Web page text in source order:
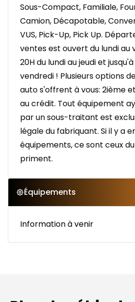
Sous-Compact, Familiale,
Camion, Décapotable,
VUS, Pick-Up, Pick Up.
ventes est ouvert du lundi au
20H du lundi au jeudi et
vendredi ! Plusieurs options
auto s'offrent à vous: 2ième
au crédit. Tout équipement
par un sous-traitant est
légale du fabriquant. Si il y a
équipements, ce sont ceux
priment.
Équipements
Information à venir